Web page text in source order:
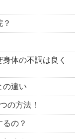
体の不調は良く
の違い
の方法！
るの？